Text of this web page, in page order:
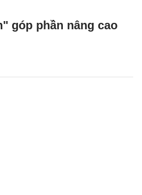
góp phần nâng cao